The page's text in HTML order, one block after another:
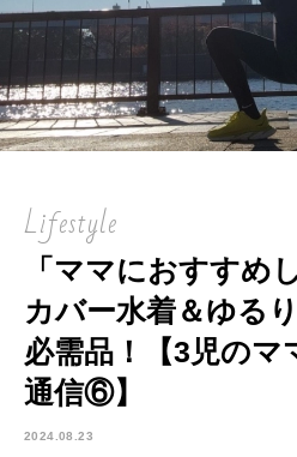
Lifestyle
「ママにおすすめ
カバー水着＆ゆる
必需品！【3児のマ
通信⑥】
2024.08.23